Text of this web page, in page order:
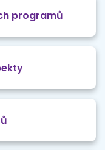
programů